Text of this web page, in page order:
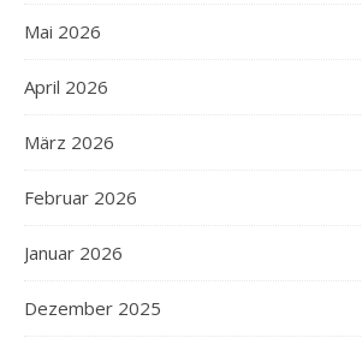
Mai 2026
April 2026
März 2026
Februar 2026
Januar 2026
Dezember 2025